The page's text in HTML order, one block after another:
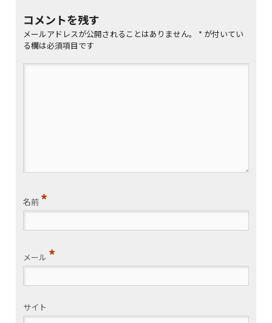
コメントを残す
メールアドレスが公開されることはありません。 * が付いてい
る欄は必須項目です
名前 *
メール *
サイト